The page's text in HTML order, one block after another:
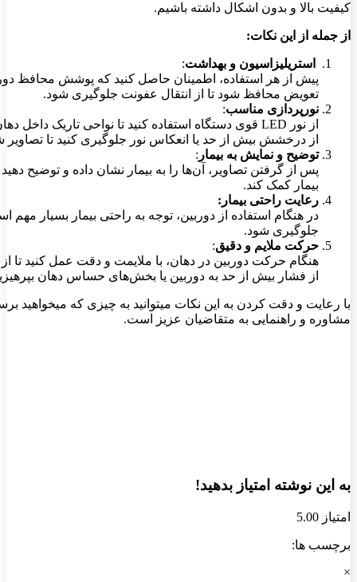
کیفیت بالا و بدون اشکال داشته باشیم.
از جمله از این نکات:
استریلیزاسیون و بهداشت:
پیش از هر استفاده، اطمینان حاصل کنید که پوشش محافظ
تعویض محافظ شود تا از انتقال عفونت جلوگیری شود.
نورپردازی مناسب:
از نور LED قوی دستگاه استفاده کنید تا نواحی تاریک داخل دهان به خوبی روشن شوند و تصاویر واضح باشند.
از درخشش بیش از حد یا انعکاس نور جلوگیری کنید تا تصاویر
توضیح و نمایش به بیمار :
پس از گرفتن تصاویر، آن‌ها را به بیمار نشان داده و توضیح
بیمار کمک کند.
رعایت راحتی بیمار:
در هنگام استفاده از دوربین، توجه به راحتی بیمار بسیار مهم
جلوگیری شود.
حرکت ملایم و دقیق:
هنگام حرکت دوربین در دهان، با ملایمت و دقت عمل کنید تا
از فشار بیش از حد به دوربین یا بخش‌های حساس دهان
با رعایت و دقت کردن به این نکات میتوانید به چیزی که میخواهید
مشاوره و راهنمایی به متقاضیان عزیز است.
به این نوشته امتیاز بدهید!
امتیاز 5.00
برچسب ها:
×